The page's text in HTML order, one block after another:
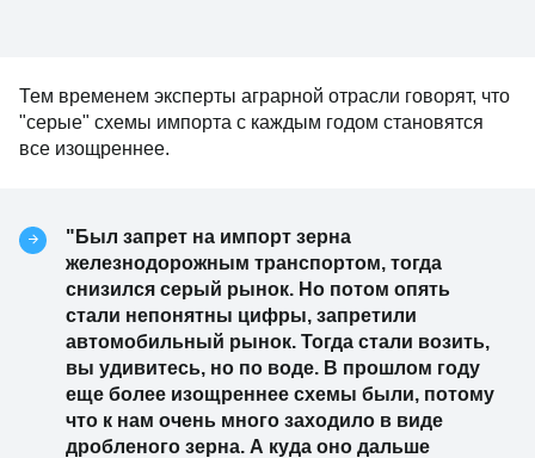
Тем временем эксперты аграрной отрасли говорят, что
"серые" схемы импорта с каждым годом становятся
все изощреннее.
"Был запрет на импорт зерна
железнодорожным транспортом, тогда
снизился серый рынок. Но потом опять
стали непонятны цифры, запретили
автомобильный рынок. Тогда стали возить,
вы удивитесь, но по воде. В прошлом году
еще более изощреннее схемы были, потому
что к нам очень много заходило в виде
дробленого зерна. А куда оно дальше